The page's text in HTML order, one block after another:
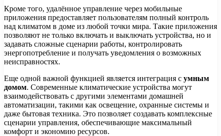
Кроме того, удалённое управление через мобильные
приложения предоставляет пользователям полный контроль
над климатом в доме из любой точки мира. Такие приложения
позволяют не только включать и выключать устройства, но и
задавать сложные сценарии работы, контролировать
энергопотребление и получать уведомления о возможных
неисправностях.
Еще одной важной функцией является интеграция с умным
домом. Современные климатические устройства могут
взаимодействовать с другими элементами домашней
автоматизации, такими как освещение, охранные системы и
даже бытовая техника. Это позволяет создавать комплексные
сценарии управления, обеспечивающие максимальный
комфорт и экономию ресурсов.